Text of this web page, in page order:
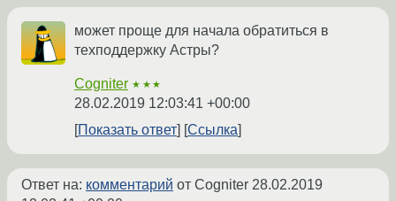
может проще для начала обратиться в
техподдержку Астры?
Cogniter ★★★
28.02.2019 12:03:41 +00:00
Показать ответ
Ссылка
Ответ на: комментарий от Cogniter 28.02.2019